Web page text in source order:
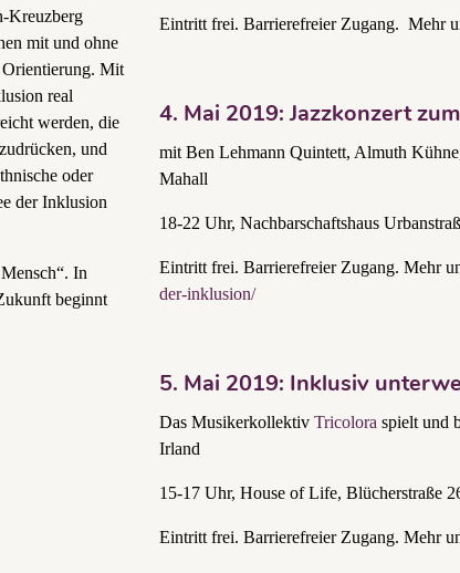
Kreuzberg
mit und ohne
Orientierung. Mit
real
werden, die
und
oder
der Inklusion
In
beginnt
Eintritt frei. Barrierefreier Zugang. Mehr
4. Mai 2019: Jazzkonzert
mit Ben Lehmann Quintett, Almuth
Mahall
18-22 Uhr, Nachbarschaftshaus
Eintritt frei. Barrierefreier Zugang. Mehr
der-inklusion/
5. Mai 2019: Inklusiv
Das Musikerkollektiv Tricolora spielt und
Irland
15-17 Uhr, House of Life, Blücherstraße
Eintritt frei. Barrierefreier Zugang. Mehr